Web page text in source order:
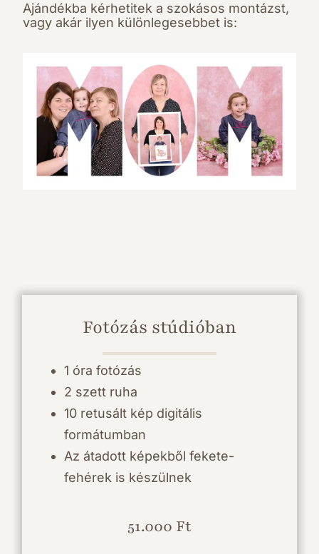
Ajándékba kérhetitek a szokásos montázst,
vagy akár ilyen különlegesebbet is:
Fotózás stúdióban
1 óra fotózás
2 szett ruha
10 retusált kép digitális
formátumban
Az átadott képekből fekete-
fehérek is készülnek
51.000 Ft